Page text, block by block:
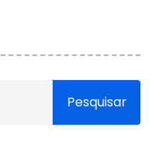
Pesquisar